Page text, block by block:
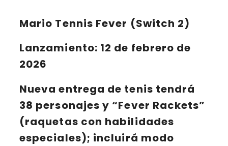
Mario Tennis Fever (Switch 2)
Lanzamiento: 12 de febrero de
2026
Nueva entrega de tenis tendrá
38 personajes y “Fever Rackets”
(raquetas con habilidades
especiales); incluirá modo